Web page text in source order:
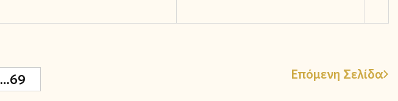
…69 Επόμενη Σελίδα